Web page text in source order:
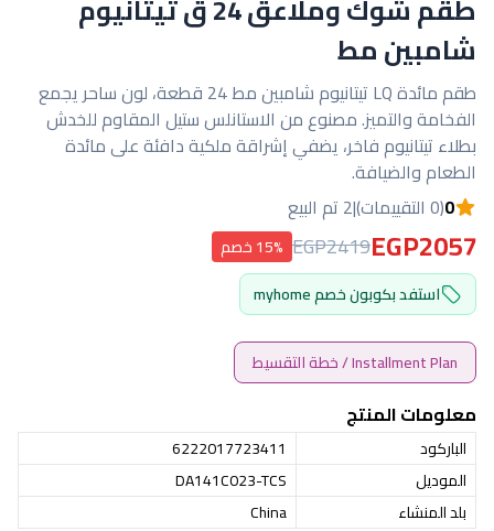
طقم شوك وملاعق 24 ق تيتانيوم
شامبين مط
طقم مائدة LQ تيتانيوم شامبين مط 24 قطعة، لون ساحر يجمع
الفخامة والتميز. مصنوع من الاستانلس ستيل المقاوم للخدش
بطلاء تيتانيوم فاخر، يضفي إشراقة ملكية دافئة على مائدة
الطعام والضيافة.
0(0 التقييمات) |2 تم البيع
EGP2057
EGP2419 15% خصم
استفد بكوبون خصم myhome
Installment Plan / خطة التقسيط
معلومات المنتج
الباركود
6222017723411
الموديل
DA141C023-TCS
بلد المنشاء
China